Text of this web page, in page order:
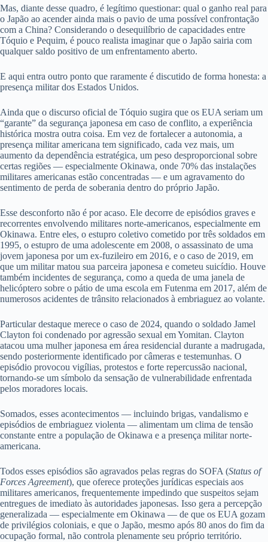
Mas, diante desse quadro, é legítimo questionar: qual o ganho real para
o Japão ao acender ainda mais o pavio de uma possível confrontação
com a China? Considerando o desequilíbrio de capacidades entre
Tóquio e Pequim, é pouco realista imaginar que o Japão sairia com
qualquer saldo positivo de um enfrentamento aberto.
E aqui entra outro ponto que raramente é discutido de forma honesta: a
presença militar dos Estados Unidos.
Ainda que o discurso oficial de Tóquio sugira que os EUA seriam um
“garante” da segurança japonesa em caso de conflito, a experiência
histórica mostra outra coisa. Em vez de fortalecer a autonomia, a
presença militar americana tem significado, cada vez mais, um
aumento da dependência estratégica, um peso desproporcional sobre
certas regiões — especialmente Okinawa, onde 70% das instalações
militares americanas estão concentradas — e um agravamento do
sentimento de perda de soberania dentro do próprio Japão.
Esse desconforto não é por acaso. Ele decorre de episódios graves e
recorrentes envolvendo militares norte-americanos, especialmente em
Okinawa. Entre eles, o estupro coletivo cometido por três soldados em
1995, o estupro de uma adolescente em 2008, o assassinato de uma
jovem japonesa por um ex-fuzileiro em 2016, e o caso de 2019, em
que um militar matou sua parceira japonesa e cometeu suicídio. Houve
também incidentes de segurança, como a queda de uma janela de
helicóptero sobre o pátio de uma escola em Futenma em 2017, além de
numerosos acidentes de trânsito relacionados à embriaguez ao volante.
Particular destaque merece o caso de 2024, quando o soldado Jamel
Clayton foi condenado por agressão sexual em Yomitan. Clayton
atacou uma mulher japonesa em área residencial durante a madrugada,
sendo posteriormente identificado por câmeras e testemunhas. O
episódio provocou vigílias, protestos e forte repercussão nacional,
tornando-se um símbolo da sensação de vulnerabilidade enfrentada
pelos moradores locais.
Somados, esses acontecimentos — incluindo brigas, vandalismo e
episódios de embriaguez violenta — alimentam um clima de tensão
constante entre a população de Okinawa e a presença militar norte-
americana.
Todos esses episódios são agravados pelas regras do SOFA (Status of
Forces Agreement), que oferece proteções jurídicas especiais aos
militares americanos, frequentemente impedindo que suspeitos sejam
entregues de imediato às autoridades japonesas. Isso gera a percepção
generalizada — especialmente em Okinawa — de que os EUA gozam
de privilégios coloniais, e que o Japão, mesmo após 80 anos do fim da
ocupação formal, não controla plenamente seu próprio território.